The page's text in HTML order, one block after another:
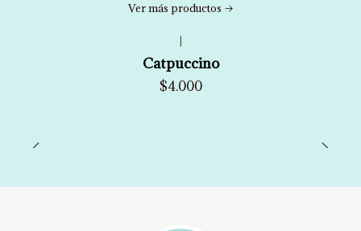
Ver más productos
Catpuccino
$4.000